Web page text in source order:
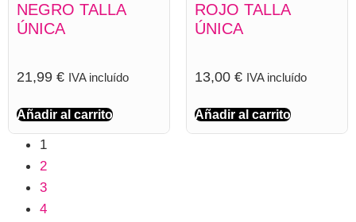
NEGRO TALLA
ÚNICA
21,99 € IVA incluído
Añadir al carrito
ROJO TALLA
ÚNICA
13,00 € IVA incluído
Añadir al carrito
1
2
3
4